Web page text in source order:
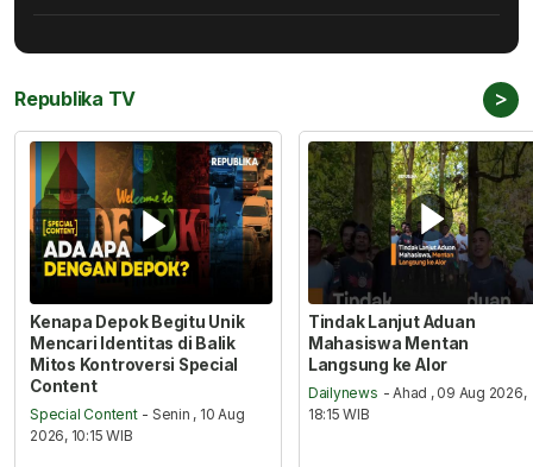
Republika TV >
Kenapa Depok Begitu Unik
Mencari Identitas di Balik
Mitos Kontroversi Special
Content
Special Content - Senin , 10 Aug
2026, 10:15 WIB
Tindak Lanjut Aduan
Mahasiswa Mentan
Langsung ke Alor
Dailynews - Ahad , 09 Aug 2026,
18:15 WIB